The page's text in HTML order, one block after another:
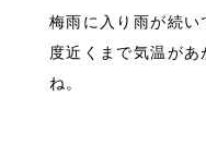
梅雨に入り雨が続
度近くまで気温が
ね。